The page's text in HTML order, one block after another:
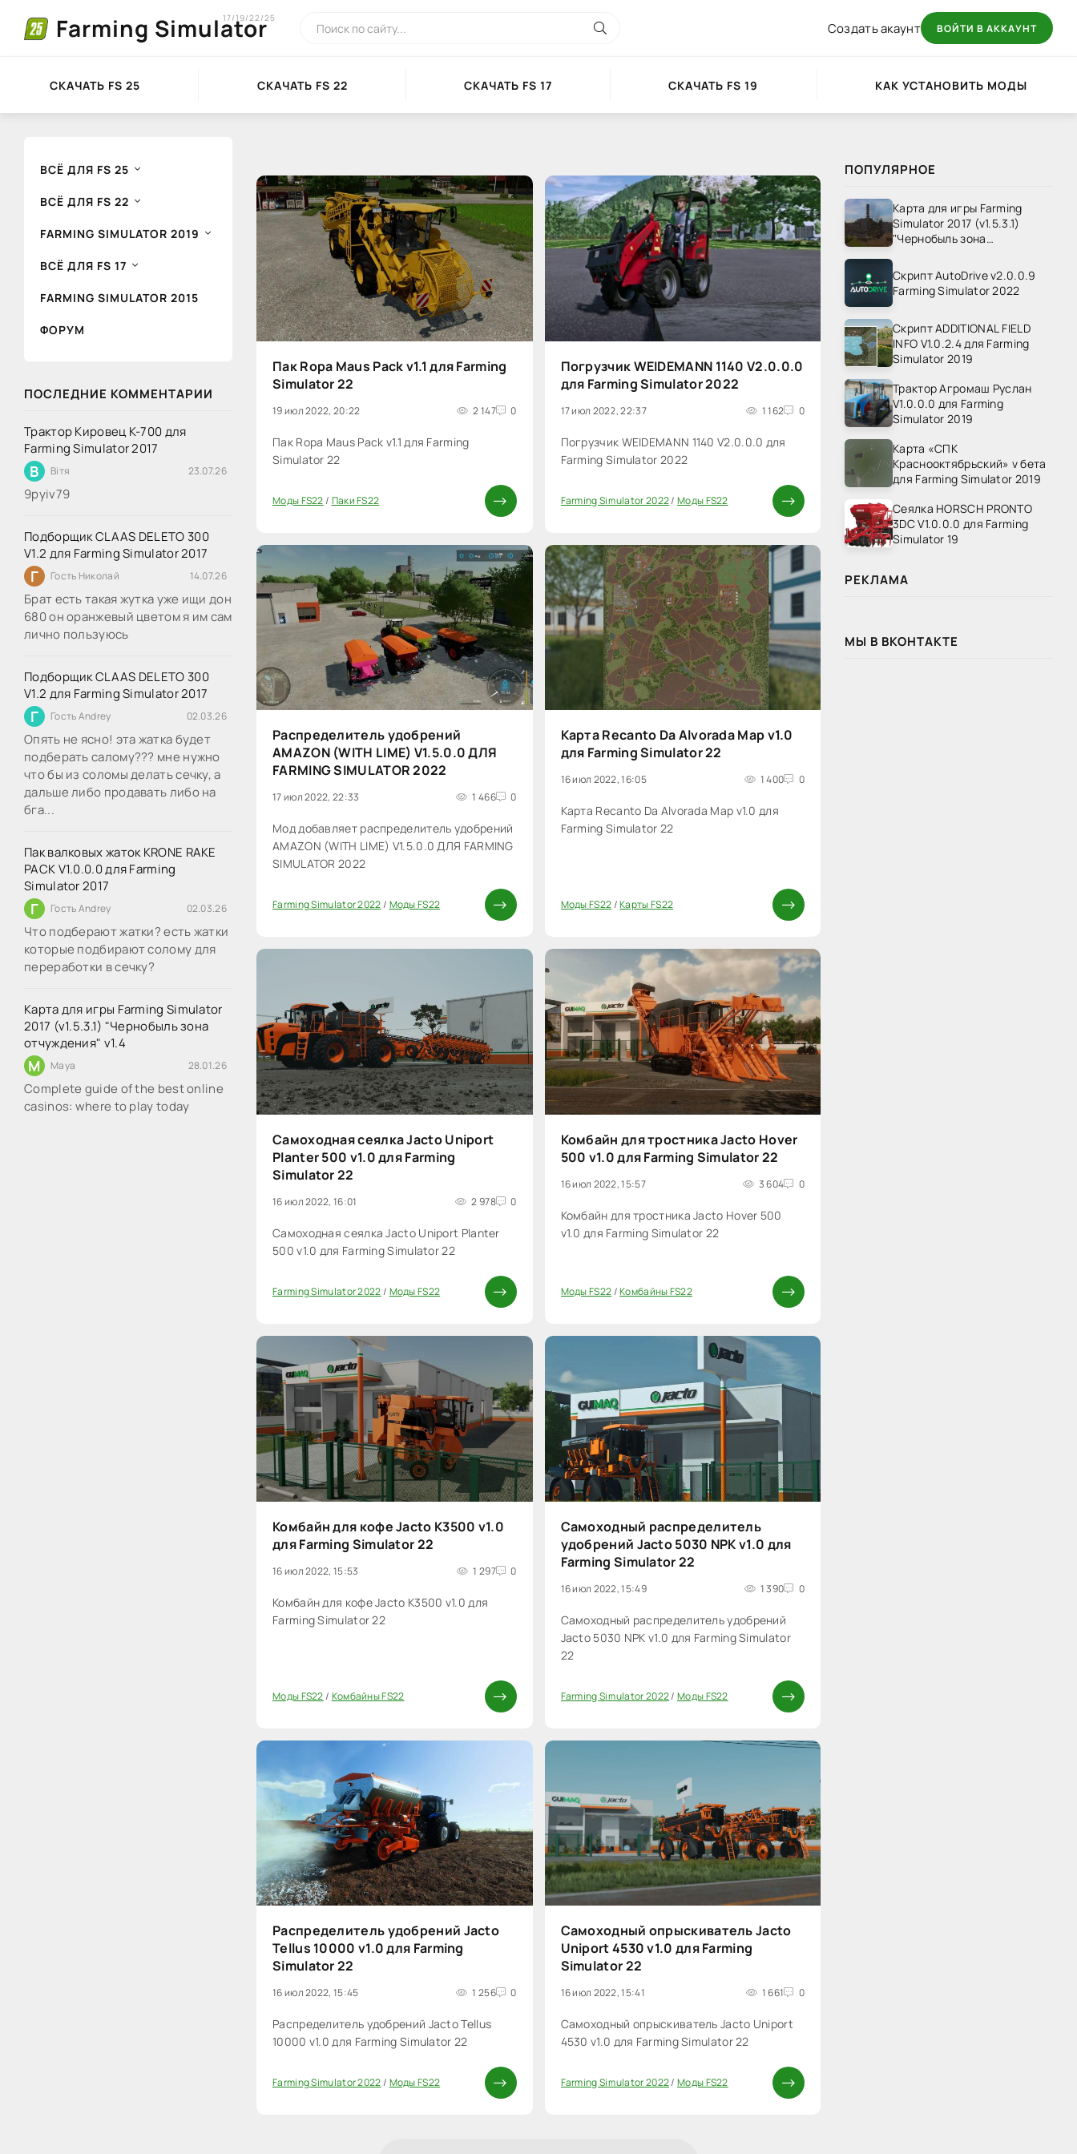
Farming Simulator
17/19/22/25
Создать акаунт ВОЙТИ В АККАУНТ
СКАЧАТЬ FS 25 СКАЧАТЬ FS 22 СКАЧАТЬ FS 17 СКАЧАТЬ FS 19 КАК УСТАНОВИТЬ МОДЫ
ВСЁ ДЛЯ FS 25
ВСЁ ДЛЯ FS 22
FARMING SIMULATOR 2019
ВСЁ ДЛЯ FS 17
FARMING SIMULATOR 2015
ФОРУМ
ПОСЛЕДНИЕ КОММЕНТАРИИ
Трактор Кировец К-700 для
Farming Simulator 2017
В Вітя 23.07.26
9руіv79
Подборщик CLAAS DELETO 300
V1.2 для Farming Simulator 2017
Г Гость Николай 14.07.26
Брат есть такая жутка уже ищи дон
680 он оранжевый цветом я им сам
лично пользуюсь
Подборщик CLAAS DELETO 300
V1.2 для Farming Simulator 2017
Г Гость Andrey 02.03.26
Опять не ясно! эта жатка будет
подберать салому??? мне нужно
что бы из соломы делать сечку, а
дальше либо продавать либо на
бга...
Пак валковых жаток KRONE RAKE
PACK V1.0.0.0 для Farming
Simulator 2017
Г Гость Andrey 02.03.26
Что подберают жатки? есть жатки
которые подбирают солому для
переработки в сечку?
Карта для игры Farming Simulator
2017 (v1.5.3.1) "Чернобыль зона
отчуждения" v1.4
M Maya 28.01.26
Complete guide of the best online
casinos: where to play today
Пак Ropa Maus Pack v1.1 для Farming
Simulator 22
19 июл 2022, 20:22 2 147 0
Пак Ropa Maus Pack v1.1 для Farming
Simulator 22
Моды FS22/ Паки FS22
Погрузчик WEIDEMANN 1140 V2.0.0.0
для Farming Simulator 2022
17 июл 2022, 22:37 1 162 0
Погрузчик WEIDEMANN 1140 V2.0.0.0 для
Farming Simulator 2022
Farming Simulator 2022/Моды FS22
Распределитель удобрений
AMAZON (WITH LIME) V1.5.0.0 ДЛЯ
FARMING SIMULATOR 2022
17 июл 2022, 22:33 1 466 0
Мод добавляет распределитель удобрений
AMAZON (WITH LIME) V1.5.0.0 ДЛЯ FARMING
SIMULATOR 2022
Farming Simulator 2022/ Моды FS22
Карта Recanto Da Alvorada Map v1.0
для Farming Simulator 22
16 июл 2022, 16:05 1 400 0
Карта Recanto Da Alvorada Map v1.0 для
Farming Simulator 22
0
Моды FS22/Карты FS22
Самоходная сеялка Jacto Uniport
Planter 500 v1.0 для Farming
Simulator 22
16 июл 2022, 16:01 2 978 0
Самоходная сеялка Jacto Uniport Planter
500 v1.0 для Farming Simulator 22
Farming Simulator 2022/ Моды FS22
Комбайн для тростника Jacto Hover
500 v1.0 для Farming Simulator 22
16 июл 2022, 15:57 3 604 0
Комбайн для тростника Jacto Hover 500
v1.0 для Farming Simulator 22
0
Моды FS22/Комбайны FS22
Комбайн для кофе Jacto K3500 v1.0
для Farming Simulator 22
16 июл 2022, 15:53 1 297 0
Комбайн для кофе Jacto K3500 v1.0 для
Farming Simulator 22
Моды FS22/ Комбайны FS22
Самоходный распределитель
удобрений Jacto 5030 NPK v1.0 для
Farming Simulator 22
16 июл 2022, 15:49 1 390 0
Самоходный распределитель удобрений
Jacto 5030 NPK v1.0 для Farming Simulator
22
0
Farming Simulator 2022/Моды FS22
Распределитель удобрений Jacto
Tellus 10000 v1.0 для Farming
Simulator 22
16 июл 2022, 15:45 1 256 0
Распределитель удобрений Jacto Tellus
10000 v1.0 для Farming Simulator 22
Farming Simulator 2022/ Моды FS22
Самоходный опрыскиватель Jacto
Uniport 4530 v1.0 для Farming
Simulator 22
16 июл 2022, 15:41 1 661 0
Самоходный опрыскиватель Jacto Uniport
4530 v1.0 для Farming Simulator 22
20
Farming Simulator 2022/Моды FS22
ПОПУЛЯРНОЕ
Карта для игры Farming
Simulator 2017 (v1.5.3.1)
"Чернобыль зона
Скрипт AutoDrive v2.0.0.9
Farming Simulator 2022
Скрипт ADDITIONAL FIELD
INFO V1.0.2.4 для Farming
Simulator 2019
Трактор Агромаш Руслан
V1.0.0.0 для Farming
Simulator 2019
Карта «СПК
Краснооктябрьский» v бета
для Farming Simulator 2019
Сеялка HORSCH PRONTO
3DC V1.0.0.0 для Farming
Simulator 19
РЕКЛАМА
МЫ В ВКОНТАКТЕ